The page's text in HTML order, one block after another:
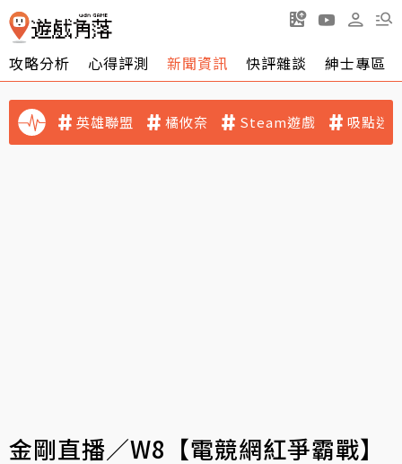
攻略分析 心得評測 新聞資訊 快評雜談 紳士專區
英雄聯盟 橘攸奈 Steam遊戲 吸點迷
金剛直播／W8【電競網紅爭霸戰】